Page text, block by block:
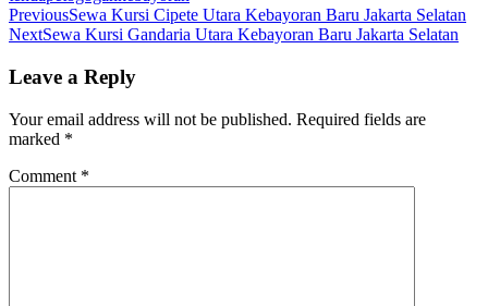
PreviousSewa Kursi Cipete Utara Kebayoran Baru Jakarta Selatan
NextSewa Kursi Gandaria Utara Kebayoran Baru Jakarta Selatan
Leave a Reply
Your email address will not be published. Required fields are
marked *
Comment *